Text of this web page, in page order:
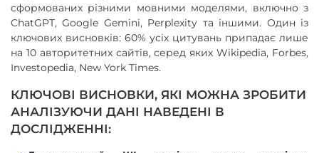
сформованих різними мовними моделями, включно з
ChatGPT, Google Gemini, Perplexity та іншими. Один із
ключових висновків: 60% усіх цитувань припадає лише
на 10 авторитетних сайтів, серед яких Wikipedia, Forbes,
Investopedia, New York Times.
КЛЮЧОВІ ВИСНОВКИ, ЯКІ МОЖНА ЗРОБИТИ
АНАЛІЗУЮЧИ ДАНІ НАВЕДЕНІ В
ДОСЛІДЖЕННІ: